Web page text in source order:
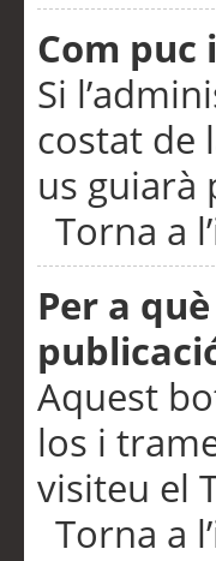
Com puc
Si
costat de
us guiarà
Torna a
Per a
Aquest
los i
visiteu el
Torna a